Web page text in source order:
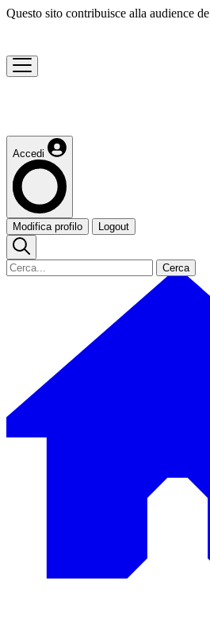
Questo sito contribuisce alla audience de
Accedi
Modifica profilo Logout
Cerca